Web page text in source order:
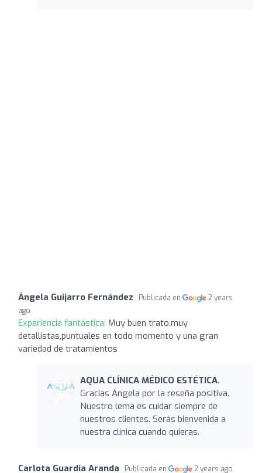
Ángela Guijarro Fernández Publicada en
2 years
ago
Experiencia fantástica: Muy buen trato,muy
detallistas,puntuales en todo momento y una gran
variedad de tratamientos
AQUA CLÍNICA MÉDICO ESTÉTICA.
Gracias Ángela por la reseña positiva.
Nuestro lema es cuidar siempre de
nuestros clientes. Serás bienvenida a
nuestra clínica cuando quieras.
Carlota Guardia Aranda Publicada en 2 years ago